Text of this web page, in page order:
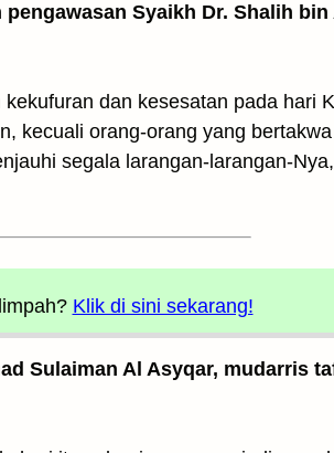
Syaikh Dr. Shalih
dan kesesatan pada hari
kecuali orang-orang yang
segala larangan-larangan-
Klik di sini sekarang!
Sulaiman Al Asyqar, mudarris